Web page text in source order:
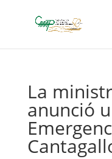
La
anunció